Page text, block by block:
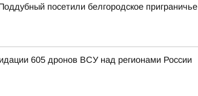
посетили белгородское приграничье
605 дронов ВСУ над регионами России